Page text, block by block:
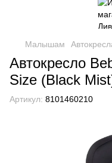
Малышам
Автокресло
Size (Black
Артикул: 8101460210